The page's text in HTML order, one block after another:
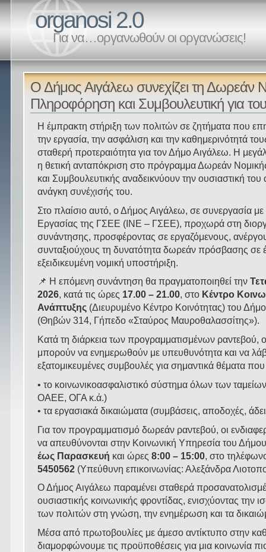
organosi 2.0
Για να…οργανωθούν οι οργανώσεις!
Ο Δήμος Αιγάλεω συνεχίζει τη Δωρεάν
Πληροφόρηση και Συμβουλευτική για
Η έμπρακτη στήριξη των πολιτών σε ζητήματα που
την εργασία, την ασφάλιση και την καθημερινότητά
σταθερή προτεραιότητα για τον Δήμο Αιγάλεω. Η
η θετική ανταπόκριση στο πρόγραμμα Δωρεάν
και Συμβουλευτικής αναδεικνύουν την ουσιαστική του
ανάγκη συνέχισής του.
Στο πλαίσιο αυτό, ο Δήμος Αιγάλεω, σε συνεργασία με
Εργασίας της ΓΣΕΕ (ΙΝΕ – ΓΣΕΕ), προχωρά στη
συνάντησης, προσφέροντας σε εργαζόμενους,
συνταξιούχους τη δυνατότητα δωρεάν πρόσβασης σε
εξειδικευμένη νομική υποστήριξη.
📌 Η επόμενη συνάντηση θα πραγματοποιηθεί την
2026, κατά τις ώρες 17.00 – 21.00, στο Κέντρο
Ανάπτυξης (Διευρυμένο Κέντρο Κοινότητας) του
(Θηβών 314, Γήπεδο «Σταύρος Μαυροθαλασσίτης»).
Κατά τη διάρκεια των προγραμματισμένων ραντεβού,
μπορούν να ενημερωθούν με υπευθυνότητα και να
εξατομικευμένες συμβουλές για σημαντικά θέματα
• το κοινωνικοασφαλιστικό σύστημα όλων των
ΟΑΕΕ, ΟΓΑ κ.ά.)
• τα εργασιακά δικαιώματα (συμβάσεις, αποδοχές,
Για τον προγραμματισμό δωρεάν ραντεβού, οι
να απευθύνονται στην Κοινωνική Υπηρεσία του
έως Παρασκευή και ώρες8:00 – 15:00 , στο
5450562 (Υπεύθυνη επικοινωνίας: Αλεξάνδρα
Ο Δήμος Αιγάλεω παραμένει σταθερά
ουσιαστικής κοινωνικής φροντίδας, ενισχύοντας την
των πολιτών στη γνώση, την ενημέρωση και τα
Μέσα από πρωτοβουλίες με άμεσο αντίκτυπο στην
διαμορφώνουμε τις προϋποθέσεις για μια κοινωνία